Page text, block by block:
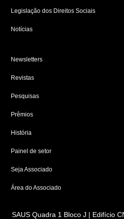
Legislação dos Direitos Sociais
Notícias
Newsletters
Revistas
Pesquisas
Prêmios
História
Painel de setor
Seja Associado
Área do Associado
SAUS Quadra 1 Bloco J | Edifício